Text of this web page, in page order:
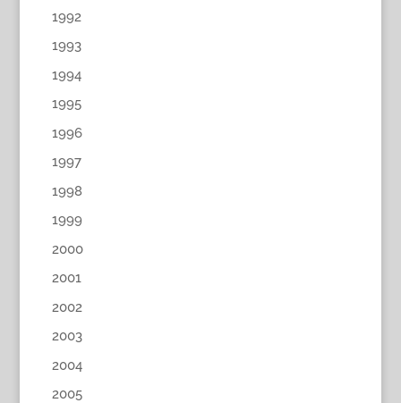
1992
1993
1994
1995
1996
1997
1998
1999
2000
2001
2002
2003
2004
2005